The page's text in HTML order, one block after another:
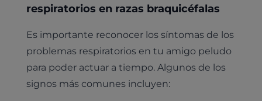
respiratorios en razas braquicéfalas
Es importante reconocer los síntomas de los
problemas respiratorios en tu amigo peludo
para poder actuar a tiempo. Algunos de los
signos más comunes incluyen: